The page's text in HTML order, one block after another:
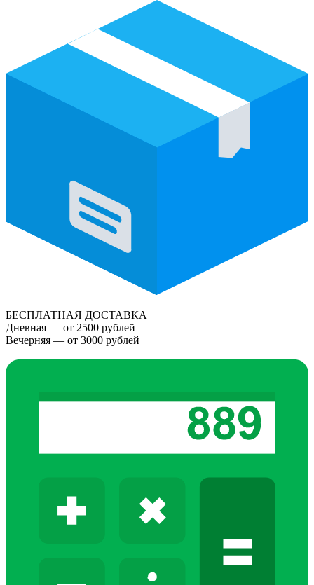
БЕСПЛАТНАЯ ДОСТАВКА
Дневная — от 2500 рублей
Вечерняя — от 3000 рублей